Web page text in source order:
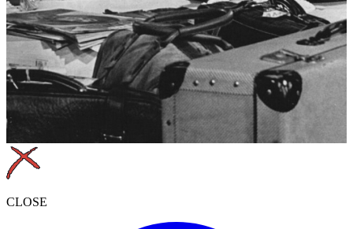
CLOSE